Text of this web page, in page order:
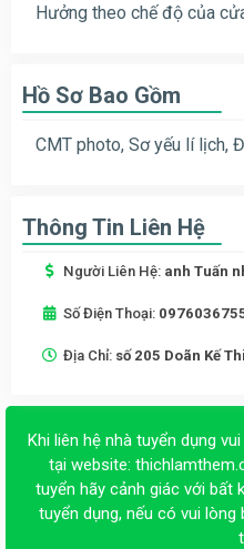
Hưởng theo chế độ của
Hồ Sơ Bao Gồm
CMT photo, Sơ yếu lí lịch,
Thông Tin Liên Hệ
Người Liên Hệ: anh Tuấn
Số Điện Thoại:
Địa Chỉ: số 205 Doãn Kế
Khi liên hệ nhà tuyển dụng
tại website:
tuyển hãy cảnh giác với bất
tuyển dụng, nếu có vui